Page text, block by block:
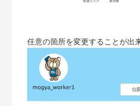
任意の箇所を変更することが出